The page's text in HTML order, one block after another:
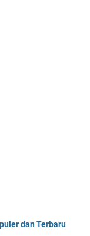
dan Terbaru